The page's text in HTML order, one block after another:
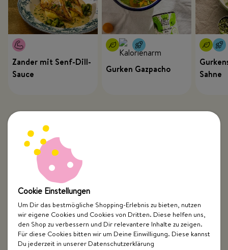
Zander mit Senf-Dill-
Sauce
Gurken Gazpacho
Sahne
Top Kategorien
Just Spices
Cookie Einstellungen
Um Dir das bestmögliche Shopping-Erlebnis zu bieten, nutzen
wir eigene Cookies und Cookies von Dritten. Diese helfen uns,
den Shop zu verbessern und Dir relevantere Inhalte zu zeigen.
Für diese Cookies bitten wir um Deine Einwilligung. Diese kannst
Du jederzeit in unserer Datenschutzerklärung